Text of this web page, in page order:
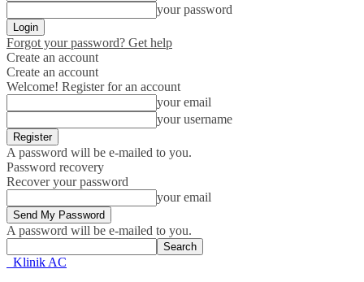
your password
Forgot your password? Get help
Create an account
Create an account
Welcome! Register for an account
your email
your username
A password will be e-mailed to you.
Password recovery
Recover your password
your email
A password will be e-mailed to you.
Klinik AC